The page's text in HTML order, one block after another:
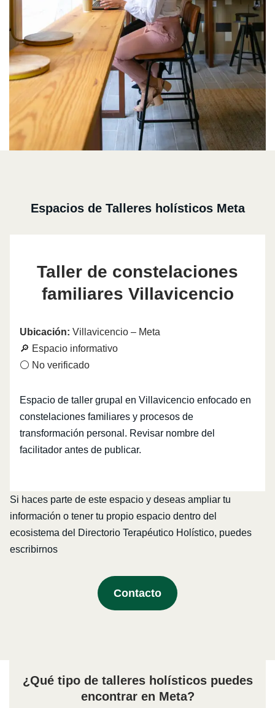
Espacios de Talleres holísticos Meta
Taller de constelaciones
familiares Villavicencio
Ubicación: Villavicencio – Meta
🔎 Espacio informativo
⚪ No verificado
Espacio de taller grupal en Villavicencio enfocado en
constelaciones familiares y procesos de
transformación personal. Revisar nombre del
facilitador antes de publicar.
Si haces parte de este espacio y deseas ampliar tu
información o tener tu propio espacio dentro del
ecosistema del Directorio Terapéutico Holístico, puedes
escribirnos
Contacto
¿Qué tipo de talleres holísticos puedes
encontrar en Meta?